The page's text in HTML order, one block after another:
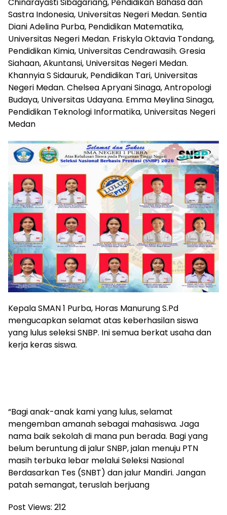
Sastra Indonesia, Universitas Negeri Medan. Sentia
Diani Adelina Purba, Pendidikan Matematika,
Universitas Negeri Medan. Friskyla Oktavia Tondang,
Pendidikan Kimia, Universitas Cendrawasih. Gresia
Siahaan, Akuntansi, Universitas Negeri Medan.
Khannyia S Sidauruk, Pendidikan Tari, Universitas
Negeri Medan. Chelsea Apryani Sinaga, Antropologi
Budaya, Universitas Udayana. Emma Meylina Sinaga,
Pendidikan Teknologi Informatika, Universitas Negeri
Medan
Kepala SMAN 1 Purba, Horas Manurung S.Pd
mengucapkan selamat atas keberhasilan siswa
yang lulus seleksi SNBP. Ini semua berkat usaha dan
kerja keras siswa.
“Bagi anak-anak kami yang lulus, selamat
mengemban amanah sebagai mahasiswa. Jaga
nama baik sekolah di mana pun berada. Bagi yang
belum beruntung di jalur SNBP, jalan menuju PTN
masih terbuka lebar melalui Seleksi Nasional
Berdasarkan Tes (SNBT) dan jalur Mandiri. Jangan
patah semangat, teruslah berjuang
Post Views: 212